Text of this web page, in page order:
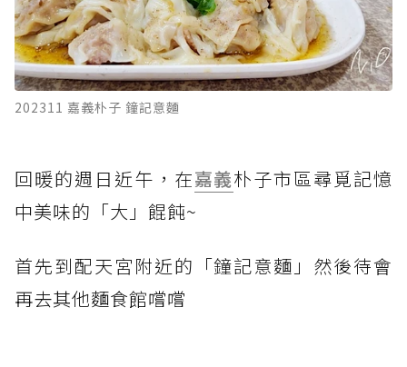
202311 嘉義朴子 鐘記意麵
回暖的週日近午，在嘉義朴子市區尋覓記憶
中美味的「大」餛飩~
首先到配天宮附近的「鐘記意麵」然後待會
再去其他麵食館嚐嚐